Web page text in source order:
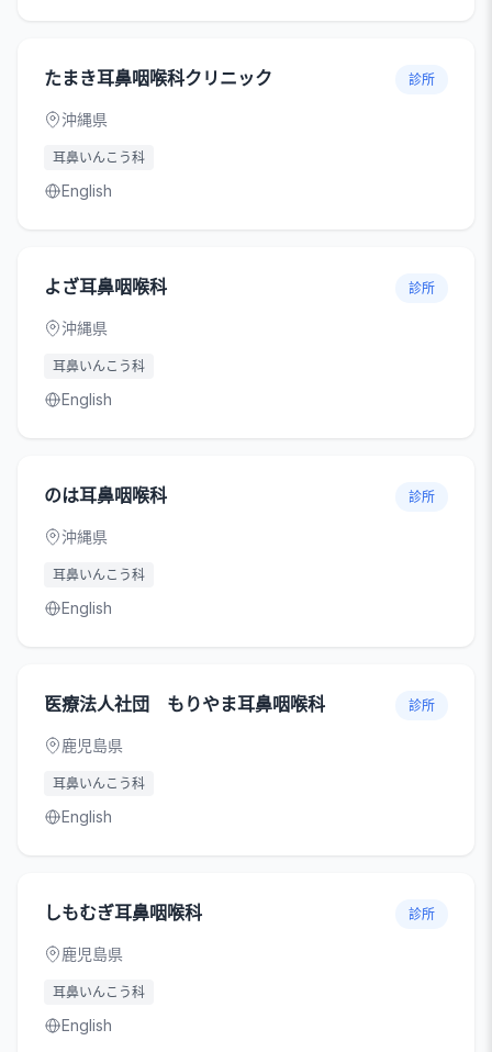
たまき耳鼻咽喉科クリニック 診所
沖縄県
耳鼻いんこう科
English
よざ耳鼻咽喉科 診所
沖縄県
耳鼻いんこう科
English
のは耳鼻咽喉科 診所
沖縄県
耳鼻いんこう科
English
医療法人社団 もりやま耳鼻咽喉科 診所
鹿児島県
耳鼻いんこう科
English
しもむぎ耳鼻咽喉科 診所
鹿児島県
耳鼻いんこう科
English